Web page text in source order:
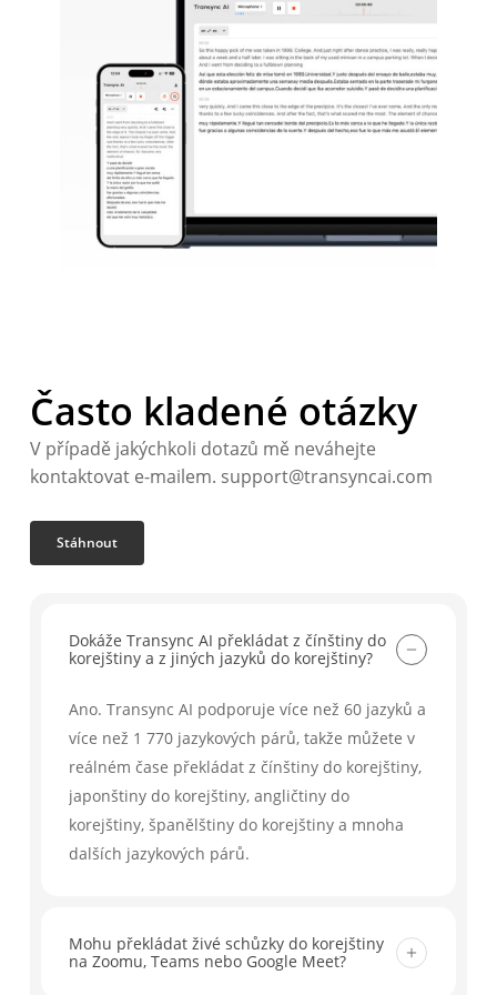
Často kladené otázky
V případě jakýchkoli dotazů mě neváhejte
kontaktovat e-mailem. support@transyncai.com
Stáhnout
Dokáže Transync AI překládat z čínštiny do
korejštiny a z jiných jazyků do korejštiny?
Ano. Transync AI podporuje více než 60 jazyků a
více než 1 770 jazykových párů, takže můžete v
reálném čase překládat z čínštiny do korejštiny,
japonštiny do korejštiny, angličtiny do
korejštiny, španělštiny do korejštiny a mnoha
dalších jazykových párů.
Mohu překládat živé schůzky do korejštiny
na Zoomu, Teams nebo Google Meet?